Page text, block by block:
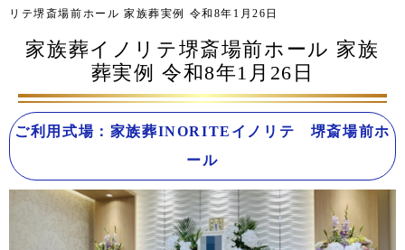
リテ堺斎場前ホール 家族葬実例 令和8年1月26日
家族葬イノリテ堺斎場前ホール 家族
葬実例 令和8年1月26日
ご利用式場：家族葬INORITEイノリテ 堺斎場前ホ
ール